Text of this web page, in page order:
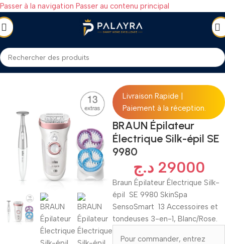
Passer à la navigation Passer au contenu principal
Accueil/SANTÉ & BEAUTÉ/Appareils Santé et Beauté/Épilateurs
Livraison Rapide |
Paiement à la réception.
BRAUN Épilateur
Électrique Silk-épil SE
9980
29000 د.ج
Braun Épilateur Électrique Silk-
épil SE 9980 SkinSpa
SensoSmart 13 Accessoires et
tondeuses 3-en-1, Blanc/Rose.
Pour commander, entrez